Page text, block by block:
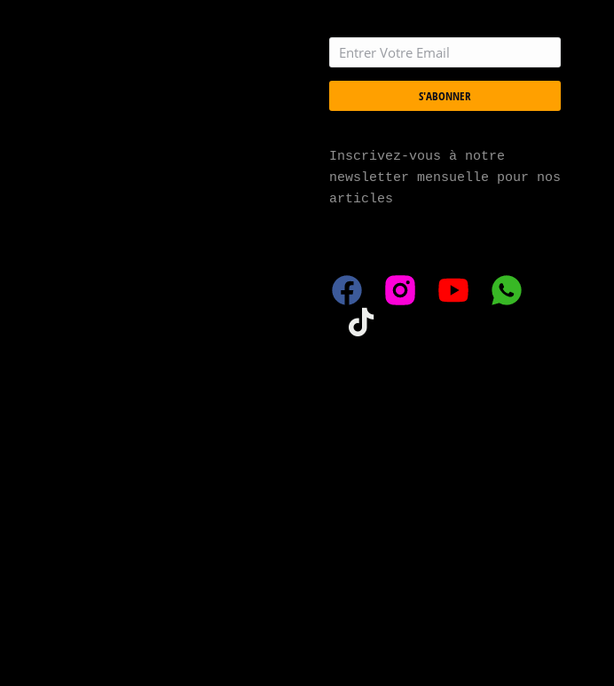
S'ABONNER
Inscrivez-vous à notre
newsletter mensuelle pour nos
articles